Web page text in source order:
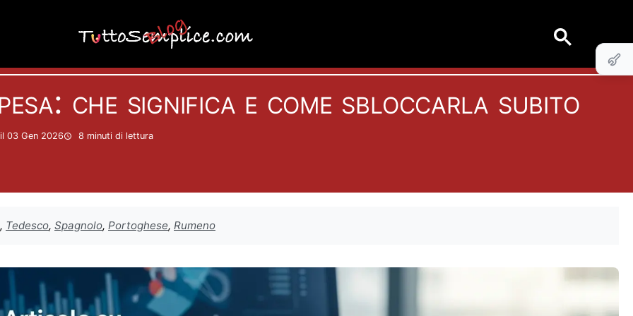
Carte
che significa e come sbloccarla subito
03 Gen 2026 8 minuti di lettura
, Tedesco, Spagnolo, Portoghese, Rumeno